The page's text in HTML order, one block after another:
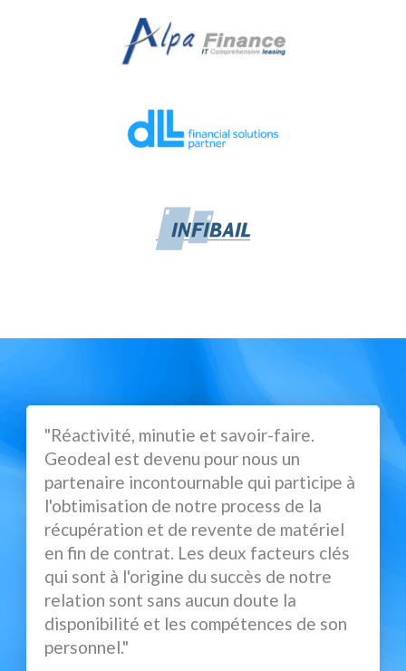
"Réactivité, minutie et savoir-faire.
Geodeal est devenu pour nous un
partenaire incontournable qui participe à
l'obtimisation de notre process de la
récupération et de revente de matériel
en fin de contrat. Les deux facteurs clés
qui sont à l'origine du succès de notre
relation sont sans aucun doute la
disponibilité et les compétences de son
personnel."